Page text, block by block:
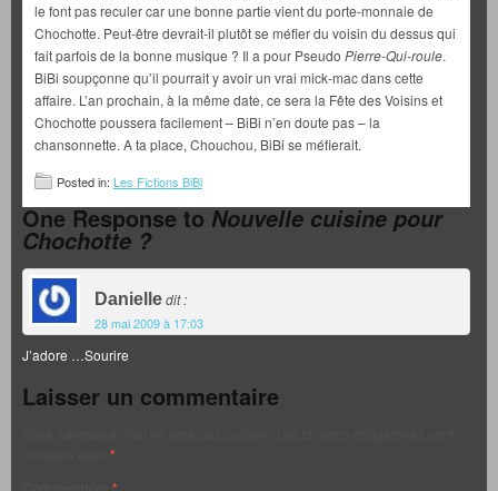
le font pas reculer car une bonne partie vient du porte-monnaie de
Chochotte. Peut-être devrait-il plutôt se méfier du voisin du dessus qui
fait parfois de la bonne musique ? Il a pour Pseudo Pierre-Qui-roule.
BiBi soupçonne qu’il pourrait y avoir un vrai mick-mac dans cette
affaire. L’an prochain, à la même date, ce sera la Fête des Voisins et
Chochotte poussera facilement – BiBi n’en doute pas – la
chansonnette. A ta place, Chouchou, BiBi se méfierait.
Posted in: Les Fictions BiBi
One Response toNouvelle cuisine pour
Chochotte ?
Danielledit :
28 mai 2009 à 17:03
J’adore …Sourire
Laisser un commentaire
*